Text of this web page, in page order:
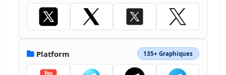
Platform 135+ Graphiques